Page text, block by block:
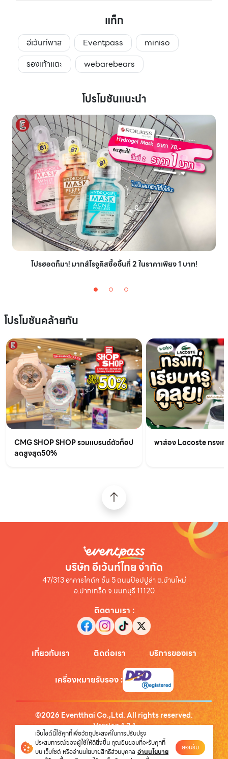
แท็ก
อีเว้นท์พาส Eventpass
miniso
รองเท้าแตะ
webarebears
โปรโมชันแนะนำ
โปรฮอตก็มา! มากส์โรจูคิสซื้อชิ้นที่ 2 ในราคาเพียง 1 บาท!
โปรโมชันคล้ายกัน
CMG SHOP SHOP รวมแบรนด์ตัวท็อป
ลดสูงสุด50%
พาส่อง Lacoste ทรงเ
บริษัท อีเว้นท์ไทย จำกัด
47/313 อาคารไคตัค ชั้น 5 ถนนป๊อปปูล่า ต.บ้านใหม่
อ.ปากเกร็ด จ.นนทบุรี 11120
ติดตามเรา :
เกี่ยวกับเรา ติดต่อเรา บริการของเรา
เครื่องหมายรับรอง:
©2026 Eventthai Co.,Ltd. All rights reserved.
Version1.3.1
นโยบายความเป็นส่วนตัว
เว็บไซต์นี้ใช้คุกกี้เพื่อวัตถุประสงค์ในการปรับปรุง
ประสบการณ์ของผู้ใช้ให้ดียิ่งขึ้น คุณยินยอมที่จะรับคุกกี้
บน เว็บไซต์ หรืออ่านนโยบายสิทธิส่วนบุคคล อ่านนโยบาย
ยอมรับ